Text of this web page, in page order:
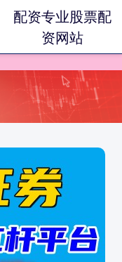
配资专业股票配
资网站